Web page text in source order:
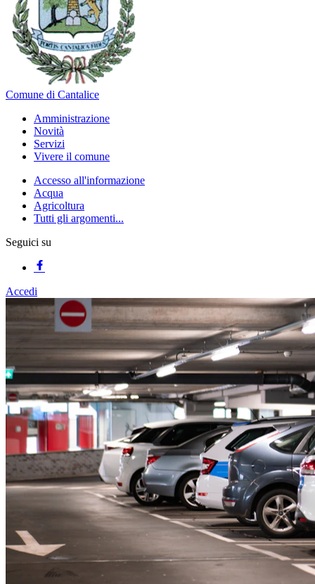
Comune di Cantalice
Amministrazione
Novità
Servizi
Vivere il comune
Accesso all'informazione
Acqua
Agricoltura
Tutti gli argomenti...
Seguici su
Accedi